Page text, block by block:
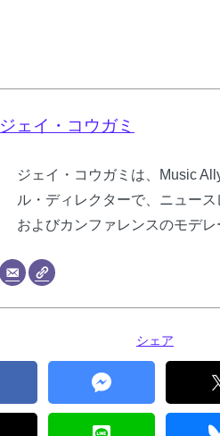
ジェイ・コウガミ
ジェイ・コウガミは、Music
ル・ディレクターで、ニュー
およびカンファレンスのモデレ
シェア